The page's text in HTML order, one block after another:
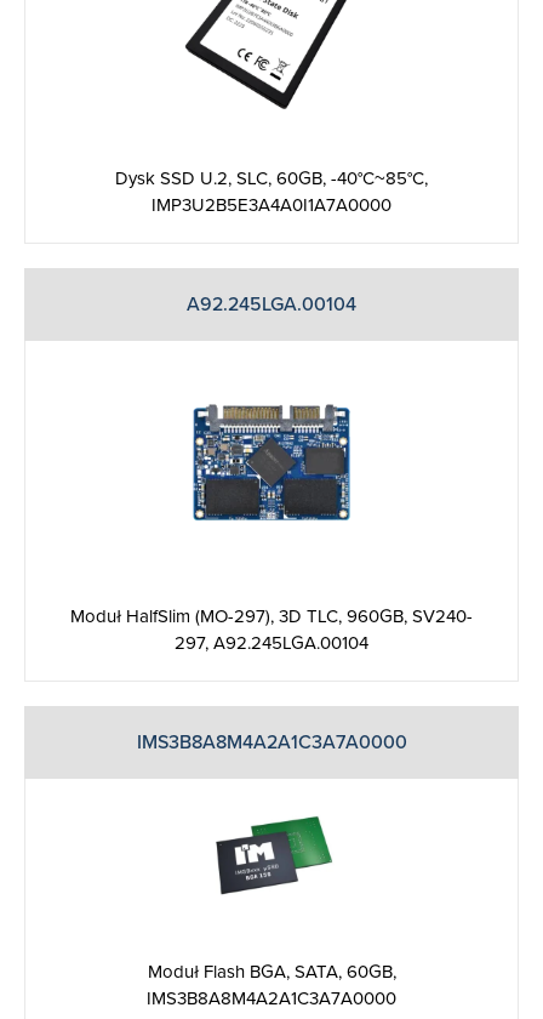
Dysk SSD U.2, SLC, 60GB, -40°C~85°C,
IMP3U2B5E3A4A0I1A7A0000
A92.245LGA.00104
Moduł HalfSlim (MO-297), 3D TLC, 960GB, SV240-
297, A92.245LGA.00104
IMS3B8A8M4A2A1C3A7A0000
Moduł Flash BGA, SATA, 60GB,
IMS3B8A8M4A2A1C3A7A0000